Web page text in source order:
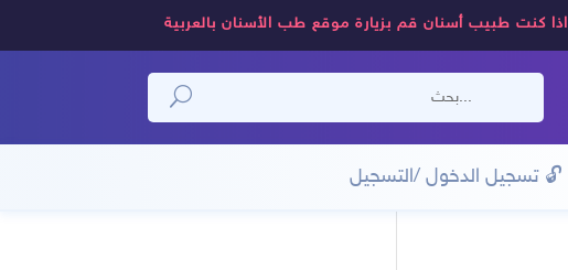
اذا كنت طبيب أسنان قم بزيارة موقع طب الأسنان بالعربية
🔓تسجيل الدخول /التسجيل